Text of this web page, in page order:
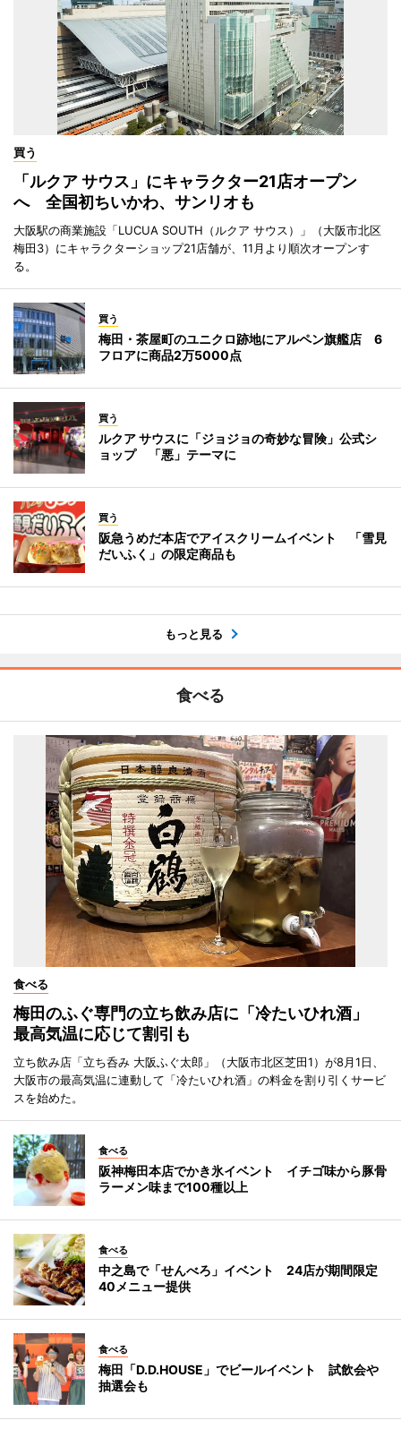
買う
「ルクア サウス」にキャラクター21店オープン
へ 全国初ちいかわ、サンリオも
大阪駅の商業施設「LUCUA SOUTH（ルクア サウス）」（大阪市北区
梅田3）にキャラクターショップ21店舗が、11月より順次オープンす
る。
買う
梅田・茶屋町のユニクロ跡地にアルペン旗艦店 6
フロアに商品2万5000点
買う
ルクア サウスに「ジョジョの奇妙な冒険」公式シ
ョップ 「悪」テーマに
買う
阪急うめだ本店でアイスクリームイベント 「雪見
だいふく」の限定商品も
もっと見る
食べる
食べる
梅田のふぐ専門の立ち飲み店に「冷たいひれ酒」
最高気温に応じて割引も
立ち飲み店「立ち呑み 大阪ふぐ太郎」（大阪市北区芝田1）が8月1日、
大阪市の最高気温に連動して「冷たいひれ酒」の料金を割り引くサービ
スを始めた。
食べる
阪神梅田本店でかき氷イベント イチゴ味から豚骨
ラーメン味まで100種以上
食べる
中之島で「せんべろ」イベント 24店が期間限定
40メニュー提供
食べる
梅田「D.D.HOUSE」でビールイベント 試飲会や
抽選会も